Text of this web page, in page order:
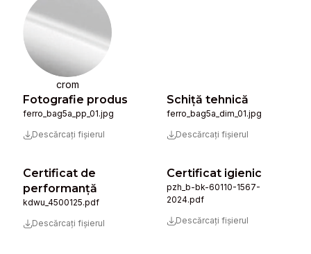
crom
Fotografie produs
ferro_bag5a_pp_01.jpg
Descărcați fișierul
Schiță tehnică
ferro_bag5a_dim_01.jpg
Descărcați fișierul
Certificat de
performanță
kdwu_4500125.pdf
Descărcați fișierul
Certificat igienic
pzh_b-bk-60110-1567-
2024.pdf
Descărcați fișierul